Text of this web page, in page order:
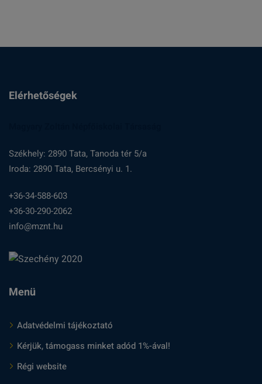
Elérhetőségek
Székhely: 2890 Tata, Tanoda tér 5/a
Iroda: 2890 Tata, Bercsényi u. 1.
+36-34-588-603
+36-30-290-2062
info@mznt.hu
Menü
Adatvédelmi tájékoztató
Kérjük, támogass minket adód 1%-ával!
Régi website